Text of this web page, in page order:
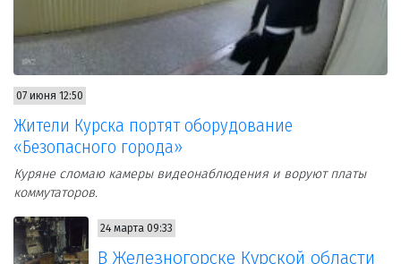
07 июня 12:50
Жители Курска портят оборудование
«Безопасного города»
Куряне сломаю камеры видеонаблюдения и воруют платы
коммутаторов.
24 марта 09:33
В Железногорске Курской области